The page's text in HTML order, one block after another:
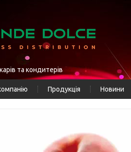
та кондитерів
Продукція Новини